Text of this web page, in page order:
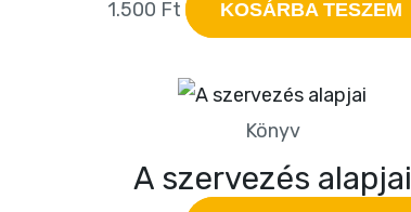
1.500 Ft KOSÁRBA TESZEM
Könyv
A szervezés alapjai